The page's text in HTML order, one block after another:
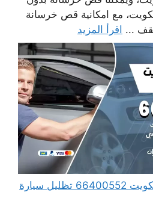
مع امكانية قص خرسانة
... اقرأ المزيد
تظليل سيارات متنقل الكويت 66400552 تظليل سيارة